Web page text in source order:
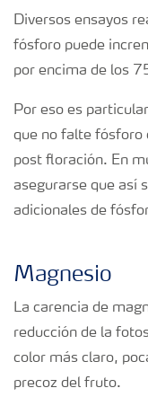
Diversos ensayos
fósforo puede
por encima de los
Por eso es
que no falte fósforo
post floración. En
asegurarse que así
adicionales de
Magnesio
La carencia de
reducción de la
color más claro,
precoz del fruto.